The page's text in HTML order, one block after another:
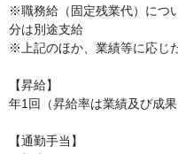
※職務給（固定残業代）につ
分は別途支給
※上記のほか、業績等に応じ
【昇給】
年1回（昇給率は業績及び成果
【通勤手当】